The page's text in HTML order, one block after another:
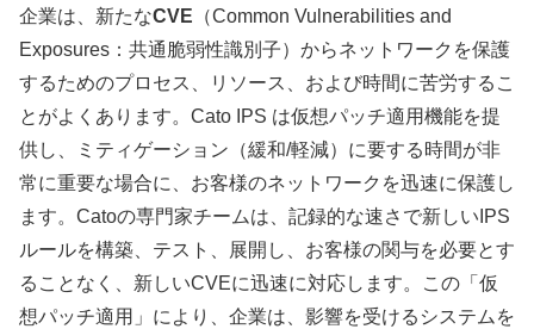
企業は、新たなCVE （Common Vulnerabilities and
Exposures：共通脆弱性識別子）からネットワークを保護
するためのプロセス、リソース、および時間に苦労するこ
とがよくあります。Cato IPS は仮想パッチ適用機能を提
供し、ミティゲーション（緩和/軽減）に要する時間が非
常に重要な場合に、お客様のネットワークを迅速に保護し
ます。Catoの専門家チームは、記録的な速さで新しいIPS
ルールを構築、テスト、展開し、お客様の関与を必要とす
ることなく、新しいCVEに迅速に対応します。この「仮
想パッチ適用」により、企業は、影響を受けるシステムを